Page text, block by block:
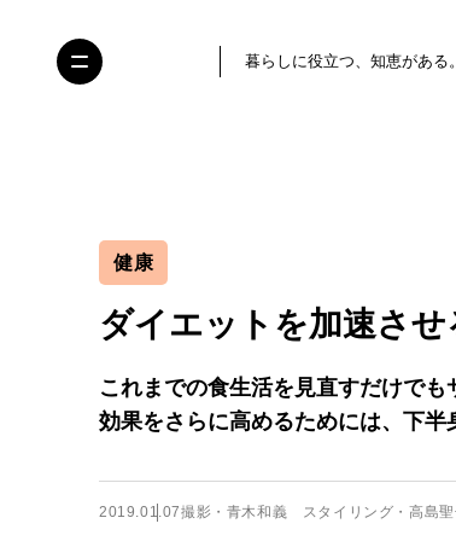
暮らしに役立つ、知恵がある。
健康
ダイエットを加速させ
これまでの食生活を見直すだけで
効果をさらに高めるためには、下半
2019.01.07撮影・青木和義 スタイリング・高島